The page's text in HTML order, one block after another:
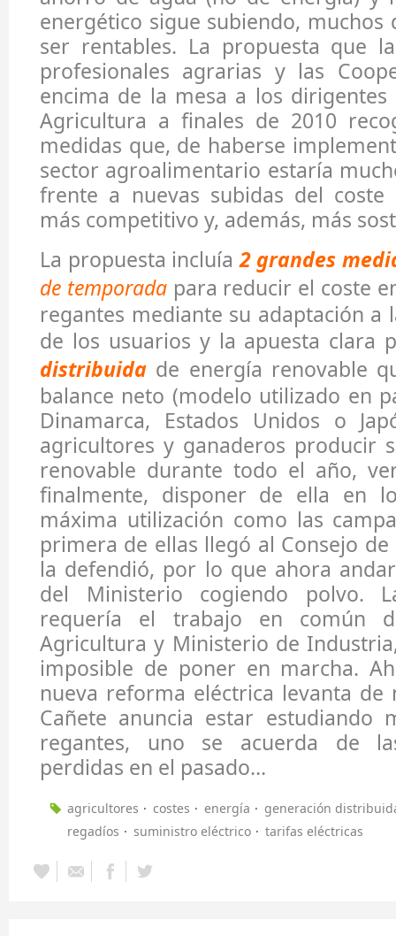
energético sigue subiendo, muchos
ser rentables. La propuesta que
profesionales agrarias y las
encima de la mesa a los
Agricultura a finales de 2010
medidas que, de haberse
sector agroalimentario estaría
frente a nuevas subidas del coste
más competitivo y, además, más
La propuesta incluía2 grandes
de temporadapara reducir el coste
regantes mediante su adaptación a
de los usuarios y la apuesta clara
distribuida de energía renovable
balance neto (modelo utilizado en
Dinamarca, Estados Unidos o
agricultores y ganaderos producir
renovable durante todo el año,
finalmente, disponer de ella en
máxima utilización como las
primera de ellas llegó al Consejo
la defendió, por lo que ahora
del Ministerio cogiendo polvo.
requería el trabajo en común
Agricultura y Ministerio de
imposible de poner en marcha.
nueva reforma eléctrica levanta de
Cañete anuncia estar estudiando
regantes, uno se acuerda de
perdidas en el pasado…
agricultores costes energía
generación
regadíos
suministro eléctrico tarifas eléctricas